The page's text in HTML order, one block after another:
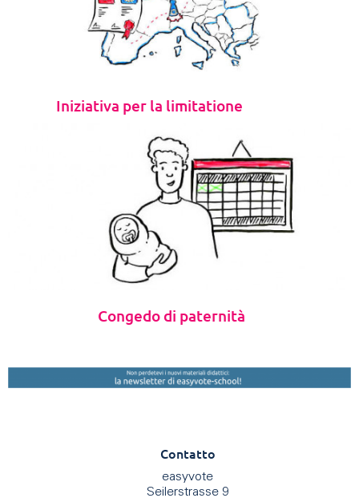
Iniziativa per la limitatione
Congedo di paternità
Contatto
easyvote
Seilerstrasse 9